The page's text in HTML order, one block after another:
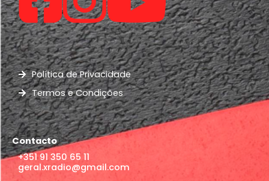
Política de Privacidade
Termos e Condições
Contacto
+351 91 350 65 11
geral.xradio@gmail.com